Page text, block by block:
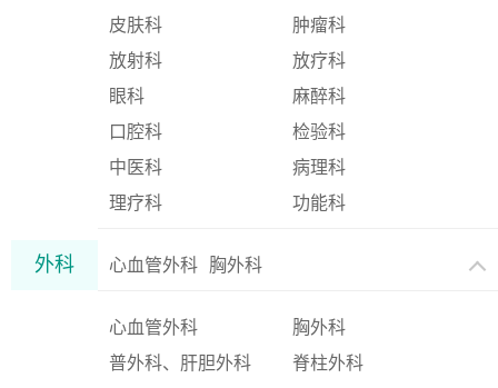
皮肤科
肿瘤科
放射科
放疗科
眼科
麻醉科
口腔科
检验科
中医科
病理科
理疗科
功能科
外科 心血管外科 胸外科
心血管外科
胸外科
普外科、肝胆外科
脊柱外科